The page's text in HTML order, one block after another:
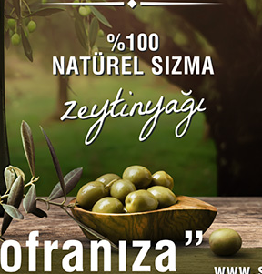
TARİFİ PAYLAŞ TARİFİ